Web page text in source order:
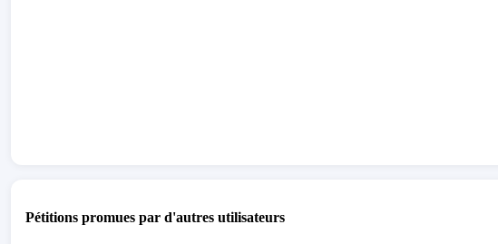
Pétitions promues par d'autres utilisateurs